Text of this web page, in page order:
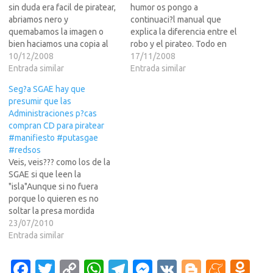
sin duda era facil de piratear,
abriamos nero y
quemabamos la imagen o
bien haciamos una copia al
vuelo. En la playstation 2 el
proceso es mas
de como duplicar DVD ps2,
la forma de piratear la
consola en s?para vuestros
juegos comprados…
10/12/2008
Entrada similar
humor os pongo a
continuaci?l manual que
explica la diferencia entre el
robo y el pirateo. Todo en
LEER MS>>>Piratear no es
Robar...Es Piratear.Robar es
17/11/2008
Entrada similar
Seg?a SGAE hay que
presumir que las
Administraciones p?cas
compran CD para piratear
#manifiesto #putasgae
#redsos
Veis, veis??? como los de la
SGAE si que leen la
"isla"Aunque si no fuera
porque lo quieren es no
soltar la presa mordida
(seguir chupando del bote)...
creeria que dichos
(a saber donde, pero....)
23/07/2010
Entrada similar